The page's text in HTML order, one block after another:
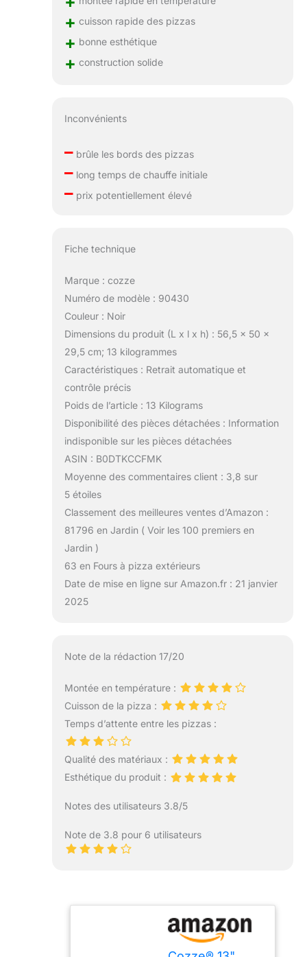
+ cuisson rapide des pizzas
+ bonne esthétique
+ construction solide
Inconvénients
–brûle les bords des pizzas
–long temps de chauffe initiale
–prix potentiellement élevé
Fiche technique
Marque : cozze
Numéro de modèle : 90430
Couleur : Noir
Dimensions du produit (L x l x h) : 56,5 x 50 x
29,5 cm; 13 kilogrammes
Caractéristiques : Retrait automatique et
contrôle précis
Poids de l’article : 13 Kilograms
Disponibilité des pièces détachées : Information
indisponible sur les pièces détachées
ASIN : B0DTKCCFMK
Moyenne des commentaires client : 3,8 sur
5 étoiles
Classement des meilleures ventes d’Amazon :
81 796 en Jardin ( Voir les 100 premiers en
Jardin )
63 en Fours à pizza extérieurs
Date de mise en ligne sur Amazon.fr : 21 janvier
2025
Note de la rédaction 17/20
Montée en température :
Cuisson de la pizza :
Temps d’attente entre les pizzas :
Qualité des matériaux :
Esthétique du produit :
Notes des utilisateurs 3.8/5
Note de 3.8 pour 6 utilisateurs